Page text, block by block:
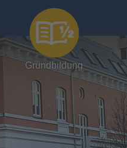
Grundbildung